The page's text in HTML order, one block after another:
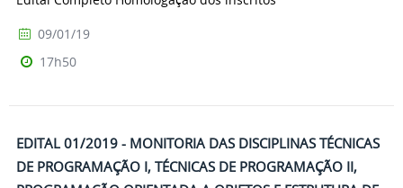
09/01/19
17h50
EDITAL 01/2019 - MONITORIA DAS DISCIPLINAS TÉCNICAS
DE PROGRAMAÇÃO I, TÉCNICAS DE PROGRAMAÇÃO II,